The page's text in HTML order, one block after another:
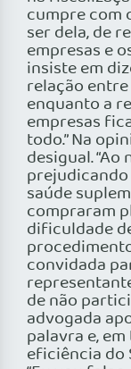
cumpre com
ser dela, de
empresas e
insiste em
relação
enquanto a
empresas
todo.” Na
desigual.
saúde
compraram
dificuldade
convidada
de não
advogada
palavra e,
eficiência do